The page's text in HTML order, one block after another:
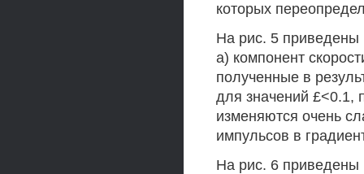
которых
На рис. 5
а) компонент
полученные в
для значений £<0.1,
изменяются очень
импульсов в
На рис. 6